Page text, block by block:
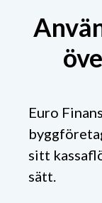
Euro
sitt
sätt.